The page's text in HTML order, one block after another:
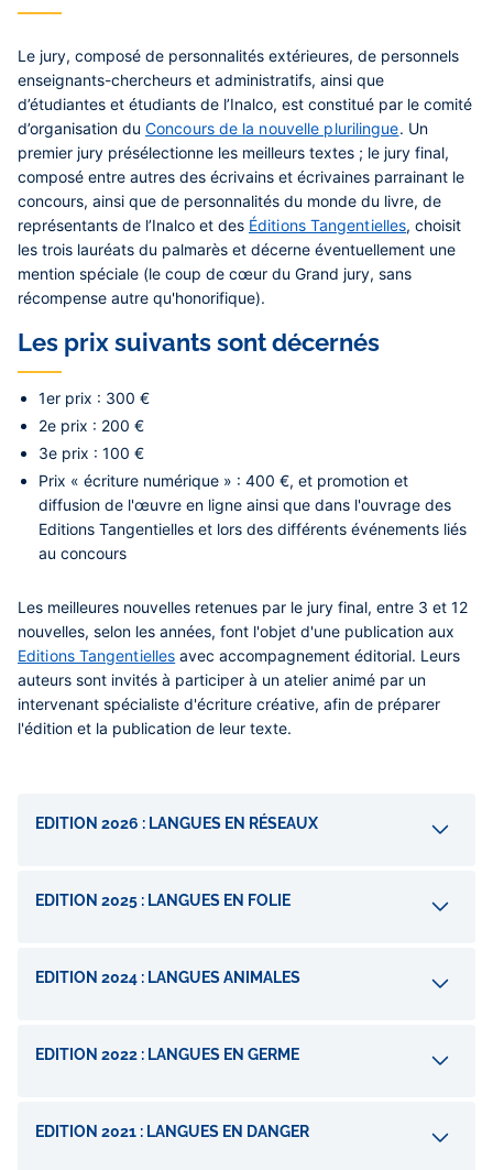
Le jury, composé de personnalités extérieures, de personnels
enseignants-chercheurs et administratifs, ainsi que
d’étudiantes et étudiants de l’Inalco, est constitué par le comité
d’organisation du Concours de la nouvelle plurilingue. Un
premier jury présélectionne les meilleurs textes ; le jury final,
composé entre autres des écrivains et écrivaines parrainant le
concours, ainsi que de personnalités du monde du livre, de
représentants de l’Inalco et des Éditions Tangentielles, choisit
les trois lauréats du palmarès et décerne éventuellement une
mention spéciale (le coup de cœur du Grand jury, sans
récompense autre qu'honorifique).
Les prix suivants sont décernés
1er prix : 300 €
2e prix : 200 €
3e prix : 100 €
Prix « écriture numérique » : 400 €, et promotion et
diffusion de l'œuvre en ligne ainsi que dans l'ouvrage des
Editions Tangentielles et lors des différents événements liés
au concours
Les meilleures nouvelles retenues par le jury final, entre 3 et 12
nouvelles, selon les années, font l'objet d'une publication aux
Editions Tangentielles avec accompagnement éditorial. Leurs
auteurs sont invités à participer à un atelier animé par un
intervenant spécialiste d'écriture créative, afin de préparer
l'édition et la publication de leur texte.
EDITION 2026 : LANGUES EN RÉSEAUX
EDITION 2025 : LANGUES EN FOLIE
EDITION 2024 : LANGUES ANIMALES
EDITION 2022 : LANGUES EN GERME
EDITION 2021 : LANGUES EN DANGER